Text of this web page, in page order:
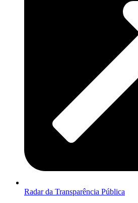
Radar da Transparência Pública